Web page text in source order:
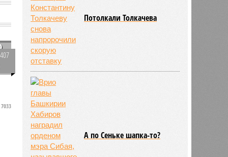
7033
Потолкали Толкачева
А по Сеньке шапка-то?